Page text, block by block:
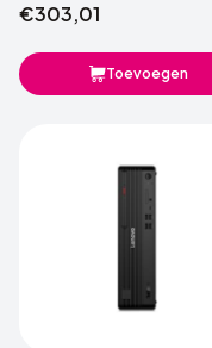
€303,01
Toevoegen